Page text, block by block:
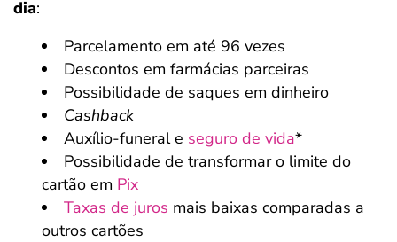
dia:
Parcelamento em até 96 vezes
Descontos em farmácias parceiras
Possibilidade de saques em dinheiro
Cashback
Auxílio-funeral e seguro de vida*
Possibilidade de transformar o limite do
cartão em Pix
Taxas de juros mais baixas comparadas a
outros cartões